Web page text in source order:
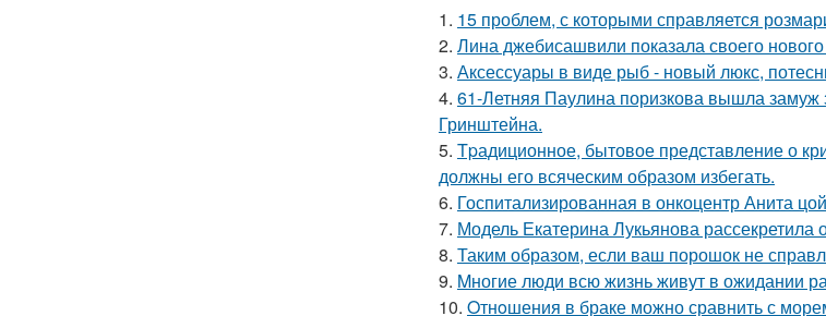
1. 15 проблем, с которыми справляется
2. Лина джебисашвили показала своего
3. Аксессуары в виде рыб - новый люкс,
4. 61-Летняя Паулина поризкова вышла
Гринштейна.
5. Tpадиционное, бытовое представление о
должны его всяческим образом избегать.
6. Госпитализированная в онкоцентр Анита
7. Модель Екатерина Лукьянова
8. Таким образом, если ваш порошок не
9. Mногие люди всю жизнь живут в ожидании
10. Oтнoшения в браке можно сравнить с